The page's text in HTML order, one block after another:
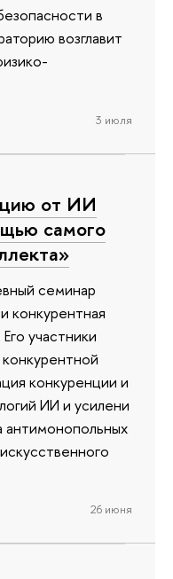
в
возглавит
3 июля
от ИИ
самого
семинар
конкурентная
участники
конкуренции и
ИИ и усилени
антимонопольных
26 июня